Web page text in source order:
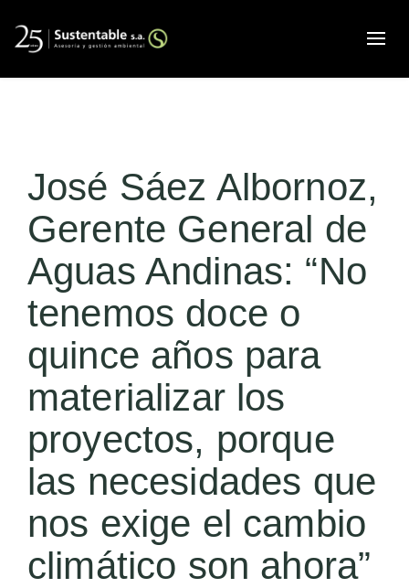
José Sáez Albornoz,
Gerente General de
Aguas Andinas: “No
tenemos doce o
quince años para
materializar los
proyectos, porque
las necesidades que
nos exige el cambio
climático son ahora”